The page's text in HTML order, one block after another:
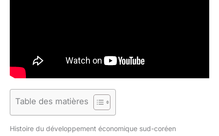
Table des matières
Histoire du développement économique sud-coréen